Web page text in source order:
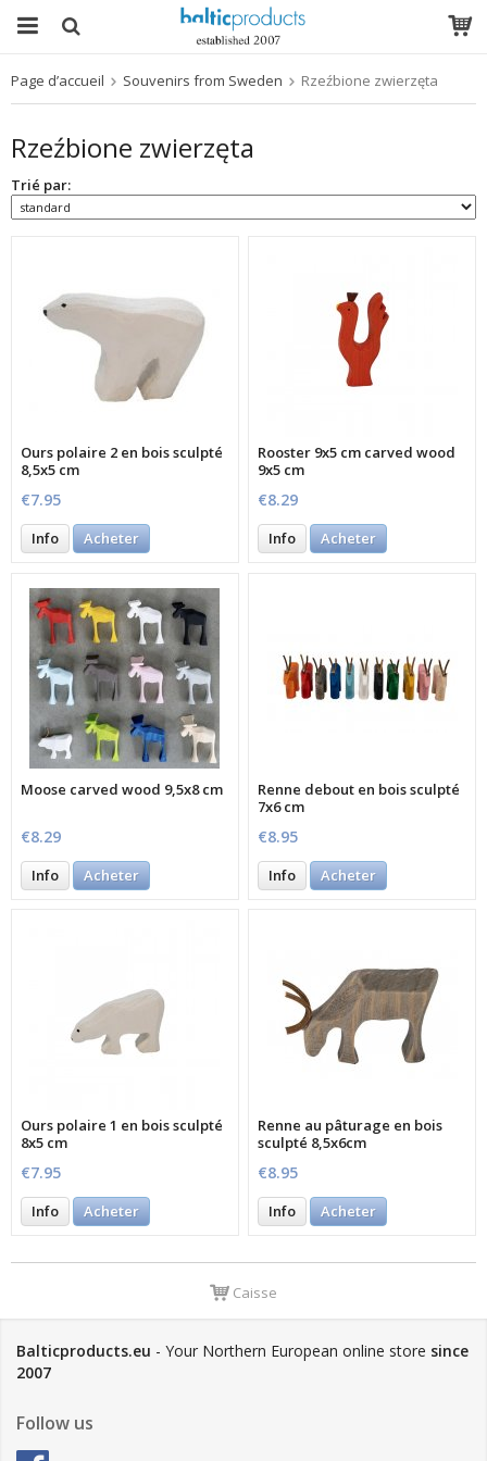
Page d’accueil Souvenirs from Sweden Rzeźbione zwierzęta
Rzeźbione zwierzęta
Trié par:
Ours polaire 2 en bois sculpté
8,5x5 cm
€7.95
Info Acheter
Rooster 9x5 cm carved wood
9x5 cm
€8.29
Info Acheter
Moose carved wood 9,5x8 cm
€8.29
Info Acheter
Renne debout en bois sculpté
7x6 cm
€8.95
Info Acheter
Ours polaire 1 en bois sculpté
8x5 cm
€7.95
Info Acheter
Renne au pâturage en bois
sculpté 8,5x6cm
€8.95
Info Acheter
Caisse
Balticproducts.eu - Your Northern European online store since
2007
Follow us